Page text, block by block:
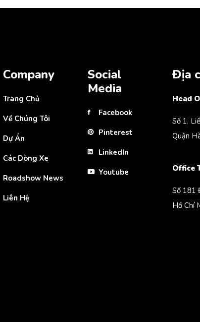
Company
Trang Chủ
Về Chúng Tôi
Dự Án
Các Dòng Xe
Roadshow News
Liên Hệ
Social
Media
Facebook
Pinterest
LinkedIn
Youtube
Địa
Head
Số 1,
Quận
Office
Số 181
Hồ Chí